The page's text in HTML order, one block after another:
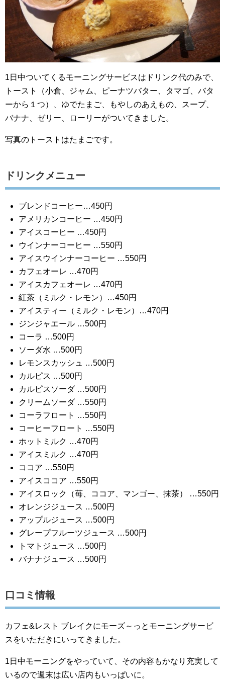
1日中ついてくるモーニングサービスはドリンク代のみで、
トースト（小倉、ジャム、ピーナツバター、タマゴ、バタ
ーから１つ）、ゆでたまご、もやしのあえもの、スープ、
バナナ、ゼリー、ローリーがついてきました。
写真のトーストはたまごです。
ドリンクメニュー
ブレンドコーヒー…450円
アメリカンコーヒー …450円
アイスコーヒー …450円
ウインナーコーヒー …550円
アイスウインナーコーヒー …550円
カフェオーレ …470円
アイスカフェオーレ …470円
紅茶（ミルク・レモン）…450円
アイスティー（ミルク・レモン）…470円
ジンジャエール …500円
コーラ …500円
ソーダ水 …500円
レモンスカッシュ …500円
カルピス …500円
カルピスソーダ …500円
クリームソーダ …550円
コーラフロート …550円
コーヒーフロート …550円
ホットミルク …470円
アイスミルク …470円
ココア …550円
アイスココア …550円
アイスロック（苺、ココア、マンゴー、抹茶） …550円
オレンジジュース …500円
アップルジュース …500円
グレープフルーツジュース …500円
トマトジュース …500円
バナナジュース …500円
口コミ情報
カフェ&レスト ブレイクにモーズ～っとモーニングサービ
スをいただきにいってきました。
1日中モーニングをやっていて、その内容もかなり充実して
いるので週末は広い店内もいっぱいに。